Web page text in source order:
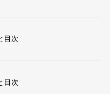
目次
目次